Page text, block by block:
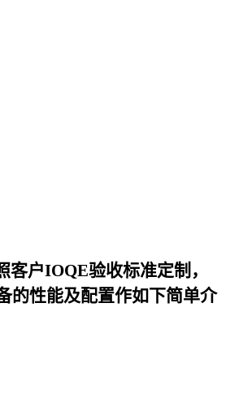
户IOQE验收标准定制，
的性能及配置作如下简单介